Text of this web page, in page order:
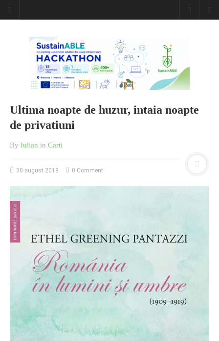
Caiet de
insemnari
DESCARCĂ!
O poveste in care sexul se
confunda cu dragostea,
cinismul cu idealismul si
DESCARCĂ!
Ultima noapte de huzur, intaia noapte
de privatiuni
By Iulian in Carti
30 august 2018 0 Comment